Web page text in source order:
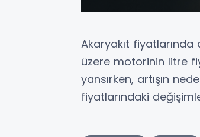
Akaryakıt
üzere motorinin litre
yansırken, artışın
fiyatlarındaki